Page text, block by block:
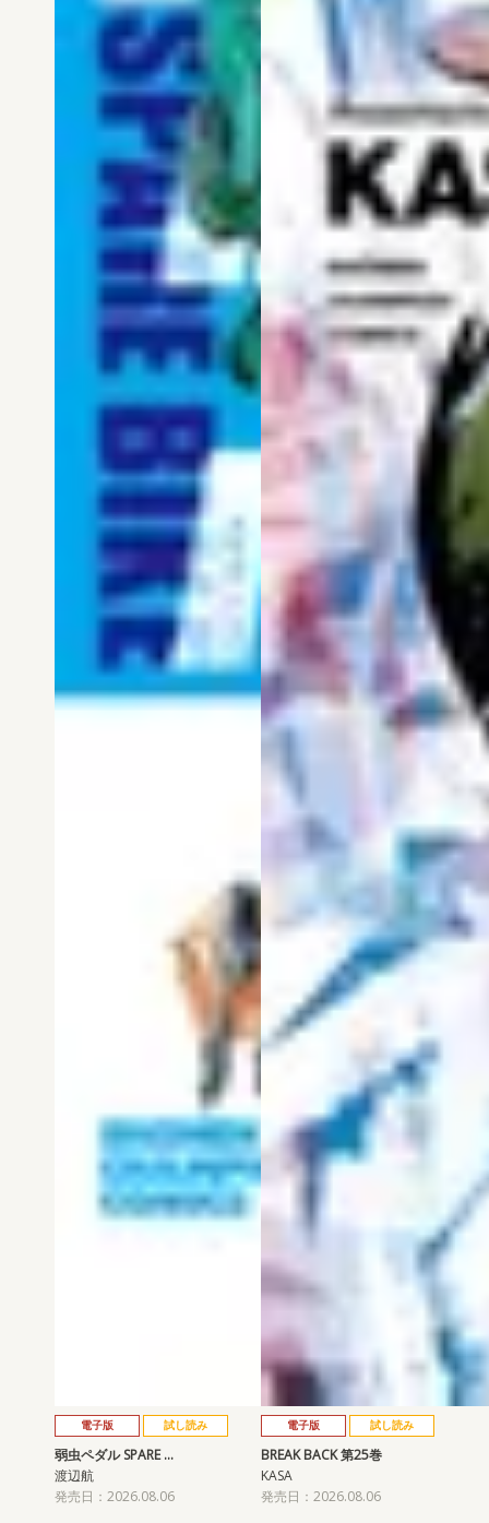
電子版 試し読み
弱虫ペダル SPARE …
渡辺航
発売日：2026.08.06
電子版 試し読み
BREAK BACK 第25巻
KASA
発売日：2026.08.06